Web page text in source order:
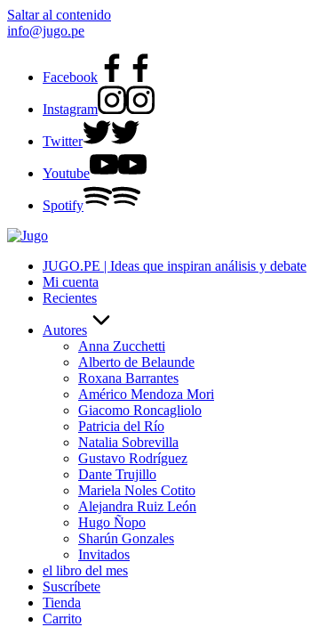
Saltar al contenido
info@jugo.pe
Facebook
Instagram
Twitter
Youtube
Spotify
JUGO.PE | Ideas que inspiran análisis y debate
Mi cuenta
Recientes
Autores
Anna Zucchetti
Alberto de Belaunde
Roxana Barrantes
Américo Mendoza Mori
Giacomo Roncagliolo
Patricia del Río
Natalia Sobrevilla
Gustavo Rodríguez
Dante Trujillo
Mariela Noles Cotito
Alejandra Ruiz León
Hugo Ñopo
Sharún Gonzales
Invitados
el libro del mes
Suscríbete
Tienda
Carrito